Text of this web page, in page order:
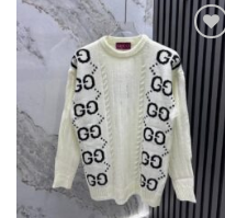
Add to
wishlist